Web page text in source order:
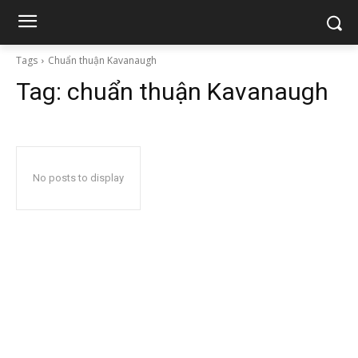
Tags Chuẩn thuận Kavanaugh
Tag: chuẩn thuận Kavanaugh
No posts to display